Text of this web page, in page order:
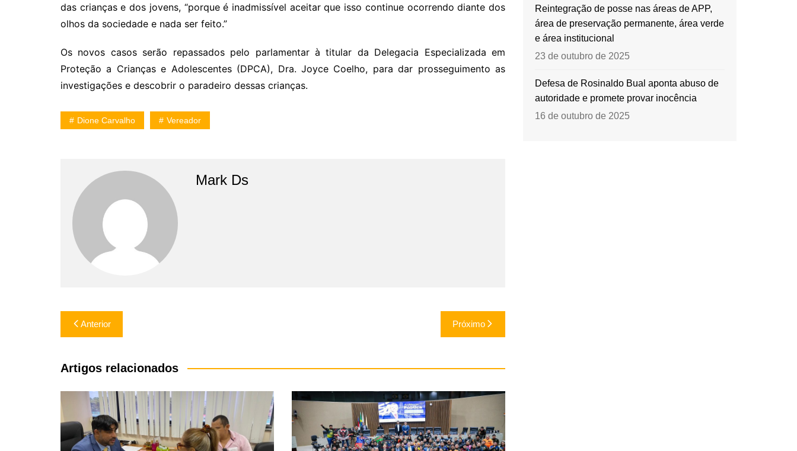
das crianças e dos jovens, “porque é inadmissível aceitar que isso continue ocorrendo diante dos
olhos da sociedade e nada ser feito.”
Os novos casos serão repassados pelo parlamentar à titular da Delegacia Especializada em
Proteção a Crianças e Adolescentes (DPCA), Dra. Joyce Coelho, para dar prosseguimento as
investigações e descobrir o paradeiro dessas crianças.
Dione Carvalho Vereador
Mark Ds
Navegação
de
Post
Anterior Próximo
Artigos relacionados
Reintegração de posse nas áreas de APP,
área de preservação permanente, área verde
e área institucional
23 de outubro de 2025
Defesa de Rosinaldo Bual aponta abuso de
autoridade e promete provar inocência
16 de outubro de 2025